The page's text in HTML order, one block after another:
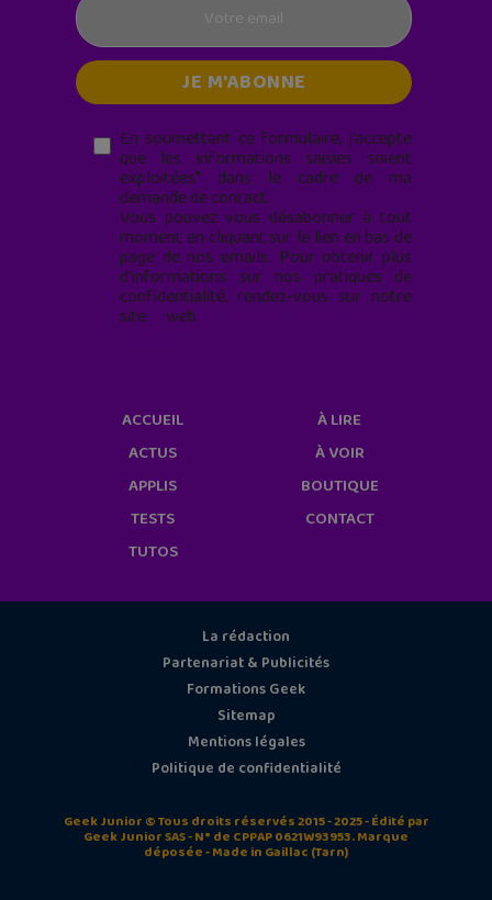
En soumettant ce formulaire, j’accepte
que les informations saisies soient
exploitées* dans le cadre de ma
demande de contact.
Vous pouvez vous désabonner à tout
moment en cliquant sur le lien en bas de
page de nos emails. Pour obtenir plus
d'informations sur nos pratiques de
confidentialité, rendez-vous sur notre
site web
ACCUEIL
ACTUS
APPLIS
TESTS
TUTOS
À LIRE
À VOIR
BOUTIQUE
CONTACT
La rédaction
Partenariat & Publicités
Formations Geek
Sitemap
Mentions légales
Politique de confidentialité
Geek Junior © Tous droits réservés 2015 - 2025 - Édité par
Geek Junior SAS - N° de CPPAP 0621W93953. Marque
déposée - Made in Gaillac (Tarn)